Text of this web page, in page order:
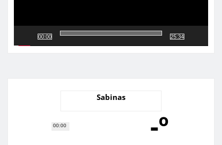
00:00
00:00
25:34
Sabinas
-º